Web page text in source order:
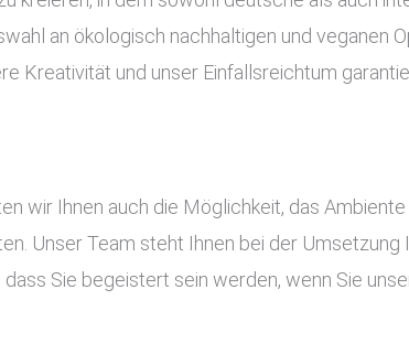
an ökologisch nachhaltigen und veganen
Kreativität und unser Einfallsreichtum
wir Ihnen auch die Möglichkeit, das
Unser Team steht Ihnen bei der Umsetzung
Sie begeistert sein werden, wenn Sie